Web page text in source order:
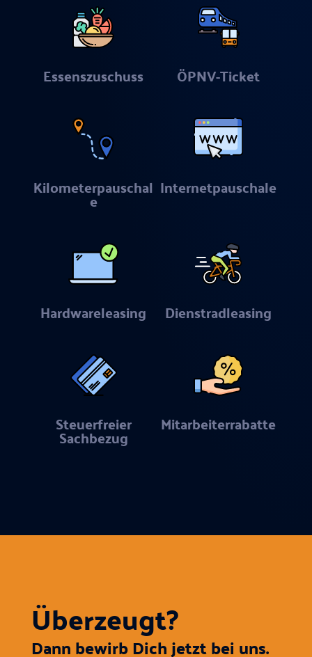
Essenszuschuss ÖPNV-Ticket
Kilometerpauschal
e
Internetpauschale
Hardwareleasing Dienstradleasing
Steuerfreier
Sachbezug
Mitarbeiterrabatte
Überzeugt?
Dann bewirb Dich jetzt bei uns.